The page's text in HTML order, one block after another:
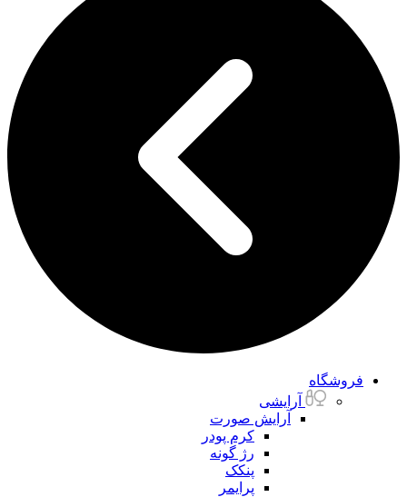
فروشگاه
آرایشی
آرایش صورت
کرم پودر
رژ گونه
پنکک
پرایمر